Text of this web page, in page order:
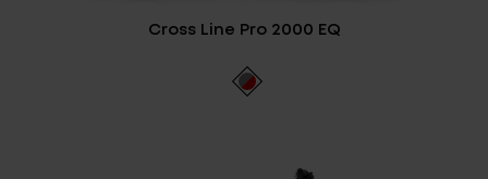
Cross Line Pro 2000 EQ